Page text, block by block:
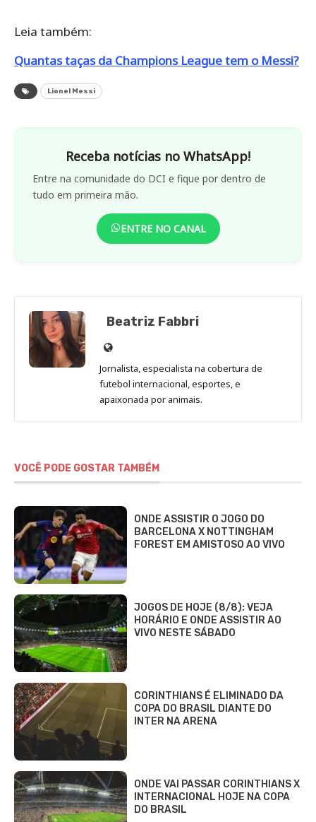
Leia também:
Quantas taças da Champions League tem o Messi?
Lionel Messi
Receba notícias no WhatsApp!
Entre na comunidade do DCI e fique por dentro de
tudo em primeira mão.
ENTRE NO CANAL
Beatriz Fabbri
Site
de
Beatriz
Fabbri
Jornalista, especialista na cobertura de
futebol internacional, esportes, e
apaixonada por animais.
VOCÊ PODE GOSTAR TAMBÉM
ONDE ASSISTIR O JOGO DO
BARCELONA X NOTTINGHAM
FOREST EM AMISTOSO AO VIVO
JOGOS DE HOJE (8/8): VEJA
HORÁRIO E ONDE ASSISTIR AO
VIVO NESTE SÁBADO
CORINTHIANS É ELIMINADO DA
COPA DO BRASIL DIANTE DO
INTER NA ARENA
ONDE VAI PASSAR CORINTHIANS X
INTERNACIONAL HOJE NA COPA
DO BRASIL